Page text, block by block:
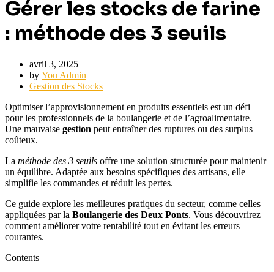
Gérer les stocks de farine
: méthode des 3 seuils
avril 3, 2025
by You Admin
Gestion des Stocks
Optimiser l’approvisionnement en produits essentiels est un défi
pour les professionnels de la boulangerie et de l’agroalimentaire.
Une mauvaise gestion peut entraîner des ruptures ou des surplus
coûteux.
La méthode des 3 seuils offre une solution structurée pour maintenir
un équilibre. Adaptée aux besoins spécifiques des artisans, elle
simplifie les commandes et réduit les pertes.
Ce guide explore les meilleures pratiques du secteur, comme celles
appliquées par la Boulangerie des Deux Ponts. Vous découvrirez
comment améliorer votre rentabilité tout en évitant les erreurs
courantes.
Contents